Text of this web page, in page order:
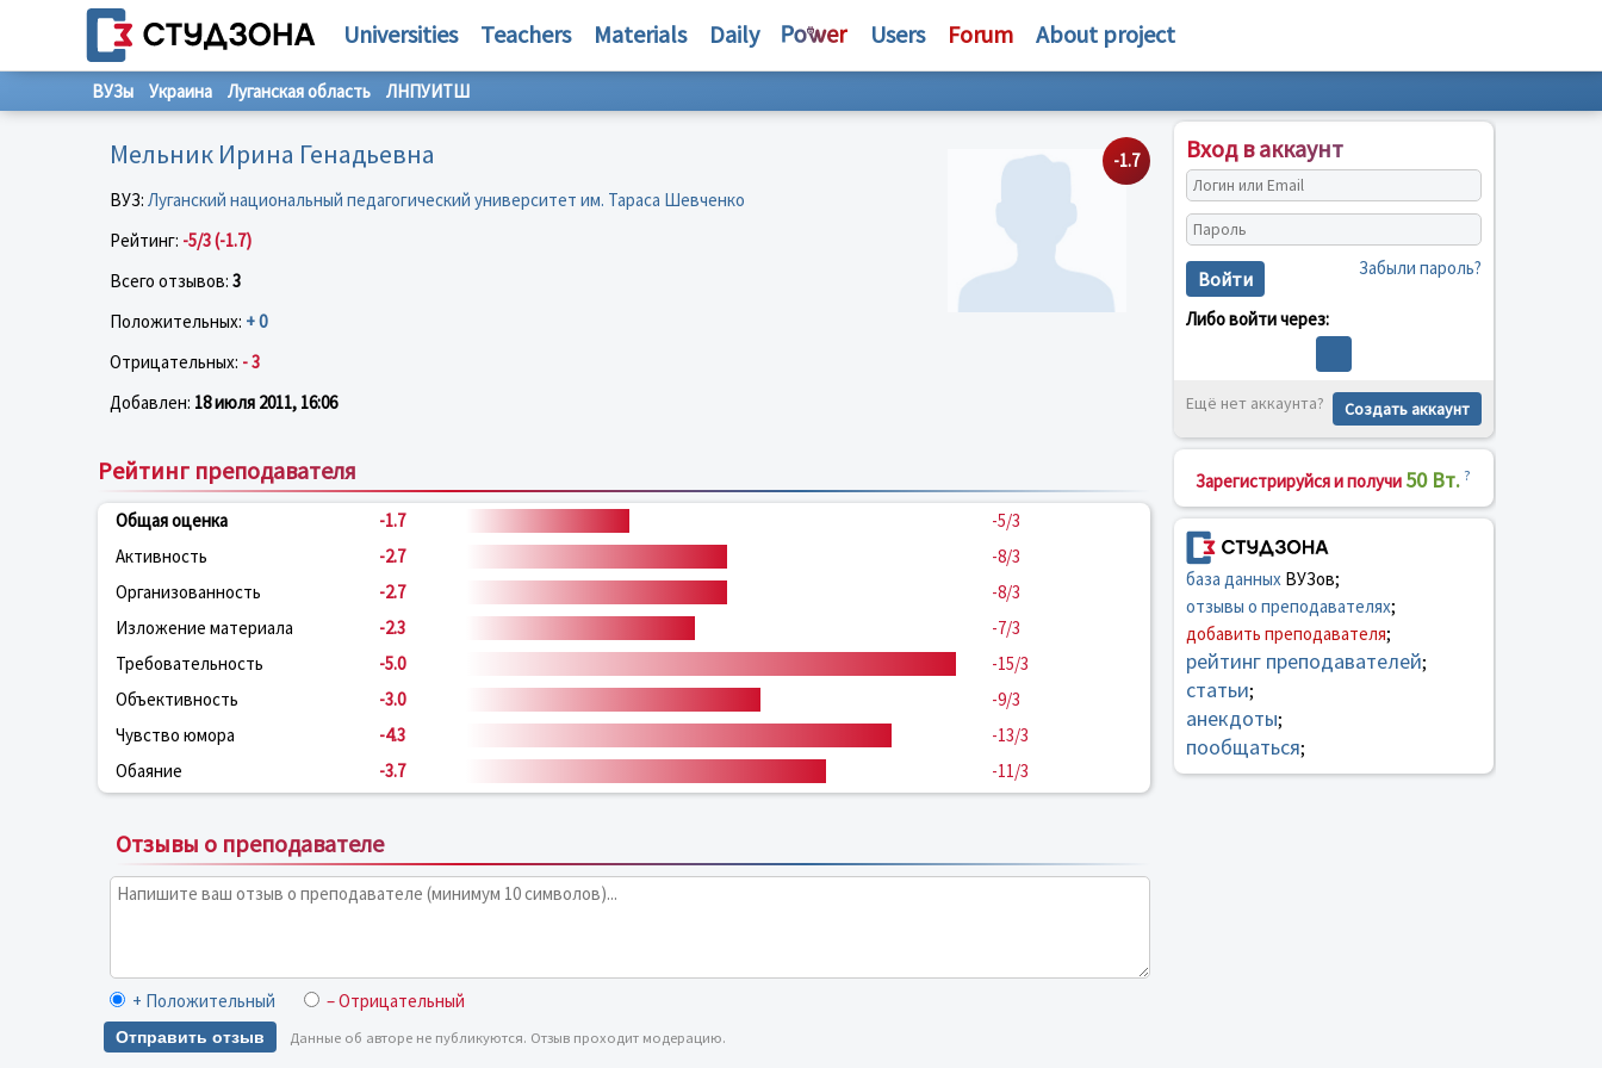
Universities Teachers Materials Daily Users Forum About project
ВУЗы Украина Луганская область ЛНПУИТШ
-1.7
Мельник Ирина Генадьевна
ВУЗ: Луганский национальный педагогический университет им. Тараса Шевченко
Рейтинг: -5/3 (-1.7)
Всего отзывов: 3
Положительных: + 0
Отрицательных: - 3
Добавлен: 18 июля 2011, 16:06
Рейтинг преподавателя
Общая оценка -1.7
-5/3
Активность
-2.7
-8/3
Организованность
-2.7
-8/3
Изложение материала
-2.3
-7/3
Требовательность
-5.0
-15/3
Объективность
-3.0
-9/3
Чувство юмора
-4.3
-13/3
Обаяние
-3.7 -11/3
Отзывы о преподавателе
+ Положительный – Отрицательный
Отправить отзыв Данные об авторе не публикуются. Отзыв проходит модерацию.
Вход в аккаунт
Войти Забыли пароль?
Либо войти через:
Ещё нет аккаунта? Создать аккаунт
Зарегистрируйся и получи 50 Вт. ?
база данныхВУЗов;
отзывы о преподавателях;
добавить преподавателя;
рейтинг преподавателей;
статьи;
анекдоты;
пообщаться;